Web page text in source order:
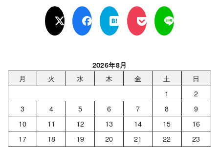
2026年8月
月 火 水 木 金 土
日
1
2
3
4 5 6 7 8
9
10
11 12 13 14 15
16
17
18 19 20 21 22
23